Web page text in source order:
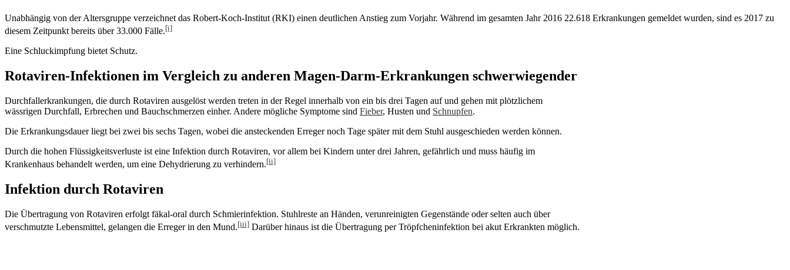
Unabhängig von der Altersgruppe verzeichnet das Robert-Koch-Institut (RKI) einen deutlichen Anstieg zum Vorjahr. Während im gesamten Jahr 2016 22.618 Erkrankungen gemeldet wurden, sind es 2017 zu
diesem Zeitpunkt bereits über 33.000 Fälle.[i]
Eine Schluckimpfung bietet Schutz.
Rotaviren-Infektionen im Vergleich zu anderen Magen-Darm-Erkrankungen schwerwiegender
Durchfallerkrankungen, die durch Rotaviren ausgelöst werden treten in der Regel innerhalb von ein bis drei Tagen auf und gehen mit plötzlichem
wässrigen Durchfall, Erbrechen und Bauchschmerzen einher. Andere mögliche Symptome sind Fieber, Husten und Schnupfen.
Die Erkrankungsdauer liegt bei zwei bis sechs Tagen, wobei die ansteckenden Erreger noch Tage später mit dem Stuhl ausgeschieden werden können.
Durch die hohen Flüssigkeitsverluste ist eine Infektion durch Rotaviren, vor allem bei Kindern unter drei Jahren, gefährlich und muss häufig im
Krankenhaus behandelt werden, um eine Dehydrierung zu verhindern.[ii]
Infektion durch Rotaviren
Die Übertragung von Rotaviren erfolgt fäkal-oral durch Schmierinfektion. Stuhlreste an Händen, verunreinigten Gegenstände oder selten auch über
verschmutzte Lebensmittel, gelangen die Erreger in den Mund.[iii] Darüber hinaus ist die Übertragung per Tröpfcheninfektion bei akut Erkrankten möglich.